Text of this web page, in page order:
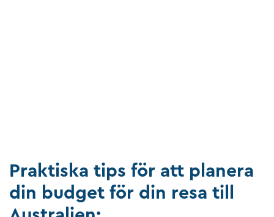
Praktiska tips för att planera
din budget för din resa till